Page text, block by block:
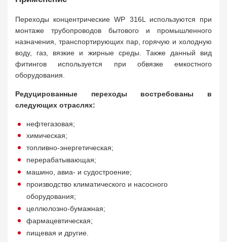
Переходы концентрические WP 316L используются при
монтаже трубопроводов бытового и промышленного
назначения, транспортирующих пар, горячую и холодную
воду, газ, вязкие и жирные среды. Также данный вид
фитингов используется при обвязке емкостного
оборудования.
Редуцированные переходы востребованы в
следующих отраслях:
нефтегазовая;
химическая;
топливно-энергетическая;
перерабатывающая;
машино, авиа- и судостроение;
производство климатического и насосного
оборудования;
целлюлозно-бумажная;
фармацевтическая;
пищевая и другие.